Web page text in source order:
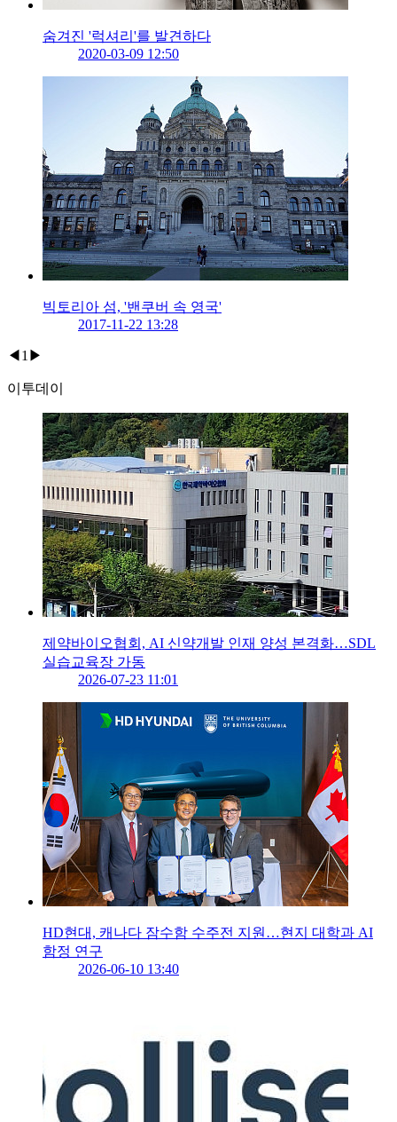
숨겨진 '럭셔리'를 발견하다
2020-03-09 12:50
빅토리아 섬, '밴쿠버 속 영국'
2017-11-22 13:28
◀ 1 ▶
이투데이
제약바이오협회, AI 신약개발 인재 양성 본격화…SDL
실습교육장 가동
2026-07-23 11:01
HD현대, 캐나다 잠수함 수주전 지원…현지 대학과 AI
함정 연구
2026-06-10 13:40